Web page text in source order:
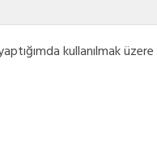
kullanılmak